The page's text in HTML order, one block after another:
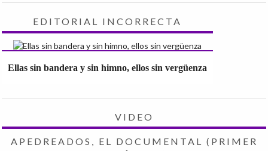
EDITORIAL INCORRECTA
Ellas sin bandera y sin himno, ellos sin vergüenza
VIDEO
APEDREADOS, EL DOCUMENTAL (PRIMER